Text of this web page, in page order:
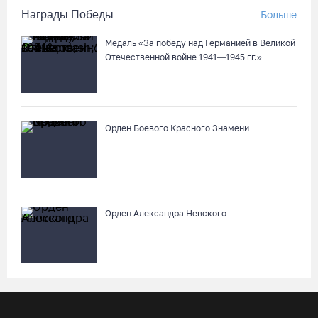
Награды Победы Больше
Медаль «За победу над Германией в Великой
Отечественной войне 1941—1945 гг.»
Орден Боевого Красного Знамени
Орден Александра Невского